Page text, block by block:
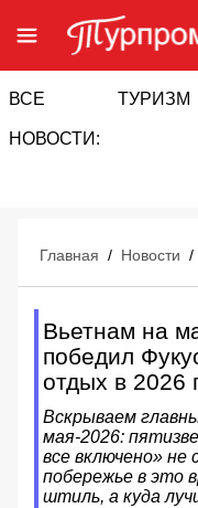
ВСЕ
НОВОСТИ:
ТУРИЗМ
Главная / Новости /
Вьетнам на
победил
отдых в 2026
Вскрываем
мая-2026:
все включено» не
побережье в это
штиль, а куда